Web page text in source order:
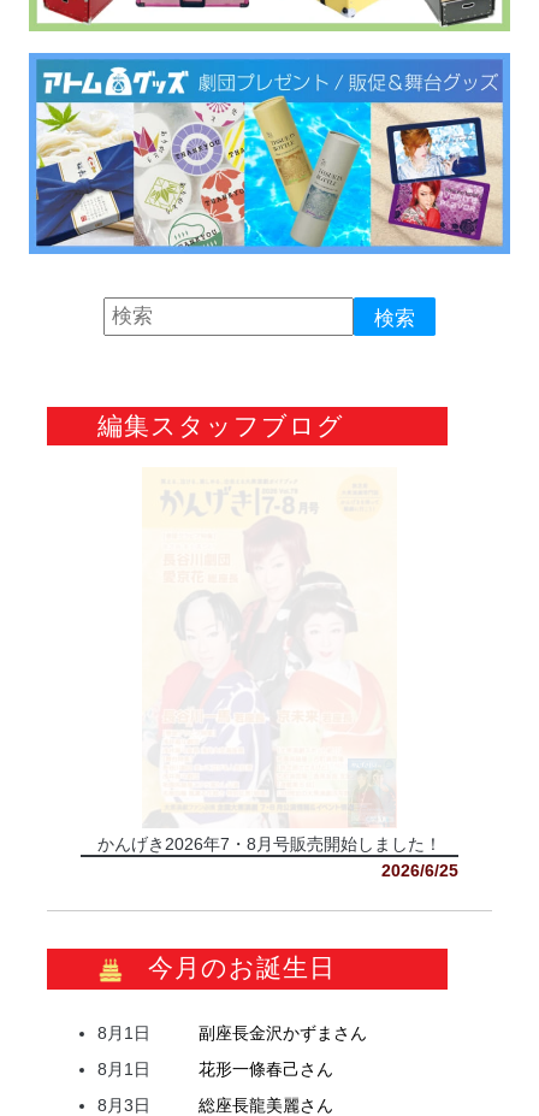
編集スタッフブログ
かんげき2026年7・8月号販売開始しました！
2026/6/25
今月のお誕生日
8月1日 副座長金沢かずま さん
8月1日
花形一條春己さん
8月3日
総座長龍美麗さん